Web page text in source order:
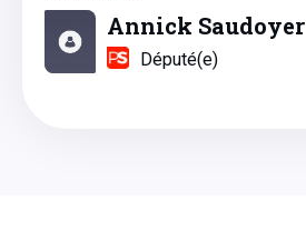
Annick Saudoyer
Député(e)